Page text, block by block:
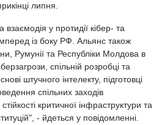
липня.
у протидії кібер- та
із боку РФ. Альянс також
Румунії та Республіки Молдова в
спільній розробці та
штучного інтелекту, підготовці
спільних заходів
критичної інфраструктури та
- йдеться у повідомленні.